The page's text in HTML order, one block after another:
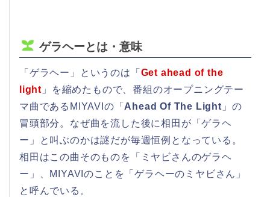
ゲラヘーとは・意味
「ゲラヘー」というのは「 Get ahead of the
light 」を縮めたもので、番組のオープニングテー
マ曲であるMIYAVIの「 Ahead Of The Light 」の
冒頭部分。なぜ曲を流した後に相田が「ゲラヘ
ー」と叫ぶのかは謎だが毎週恒例となっている。
相田はこの曲そのものを「ミヤビさんのゲラヘ
ー」、MIYAVIのことを「ゲラヘーのミヤビさん」
と呼んでいる。